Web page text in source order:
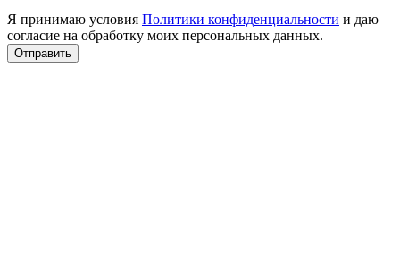
Я принимаю условия Политики конфиденциальности и даю
согласие на обработку моих персональных данных.